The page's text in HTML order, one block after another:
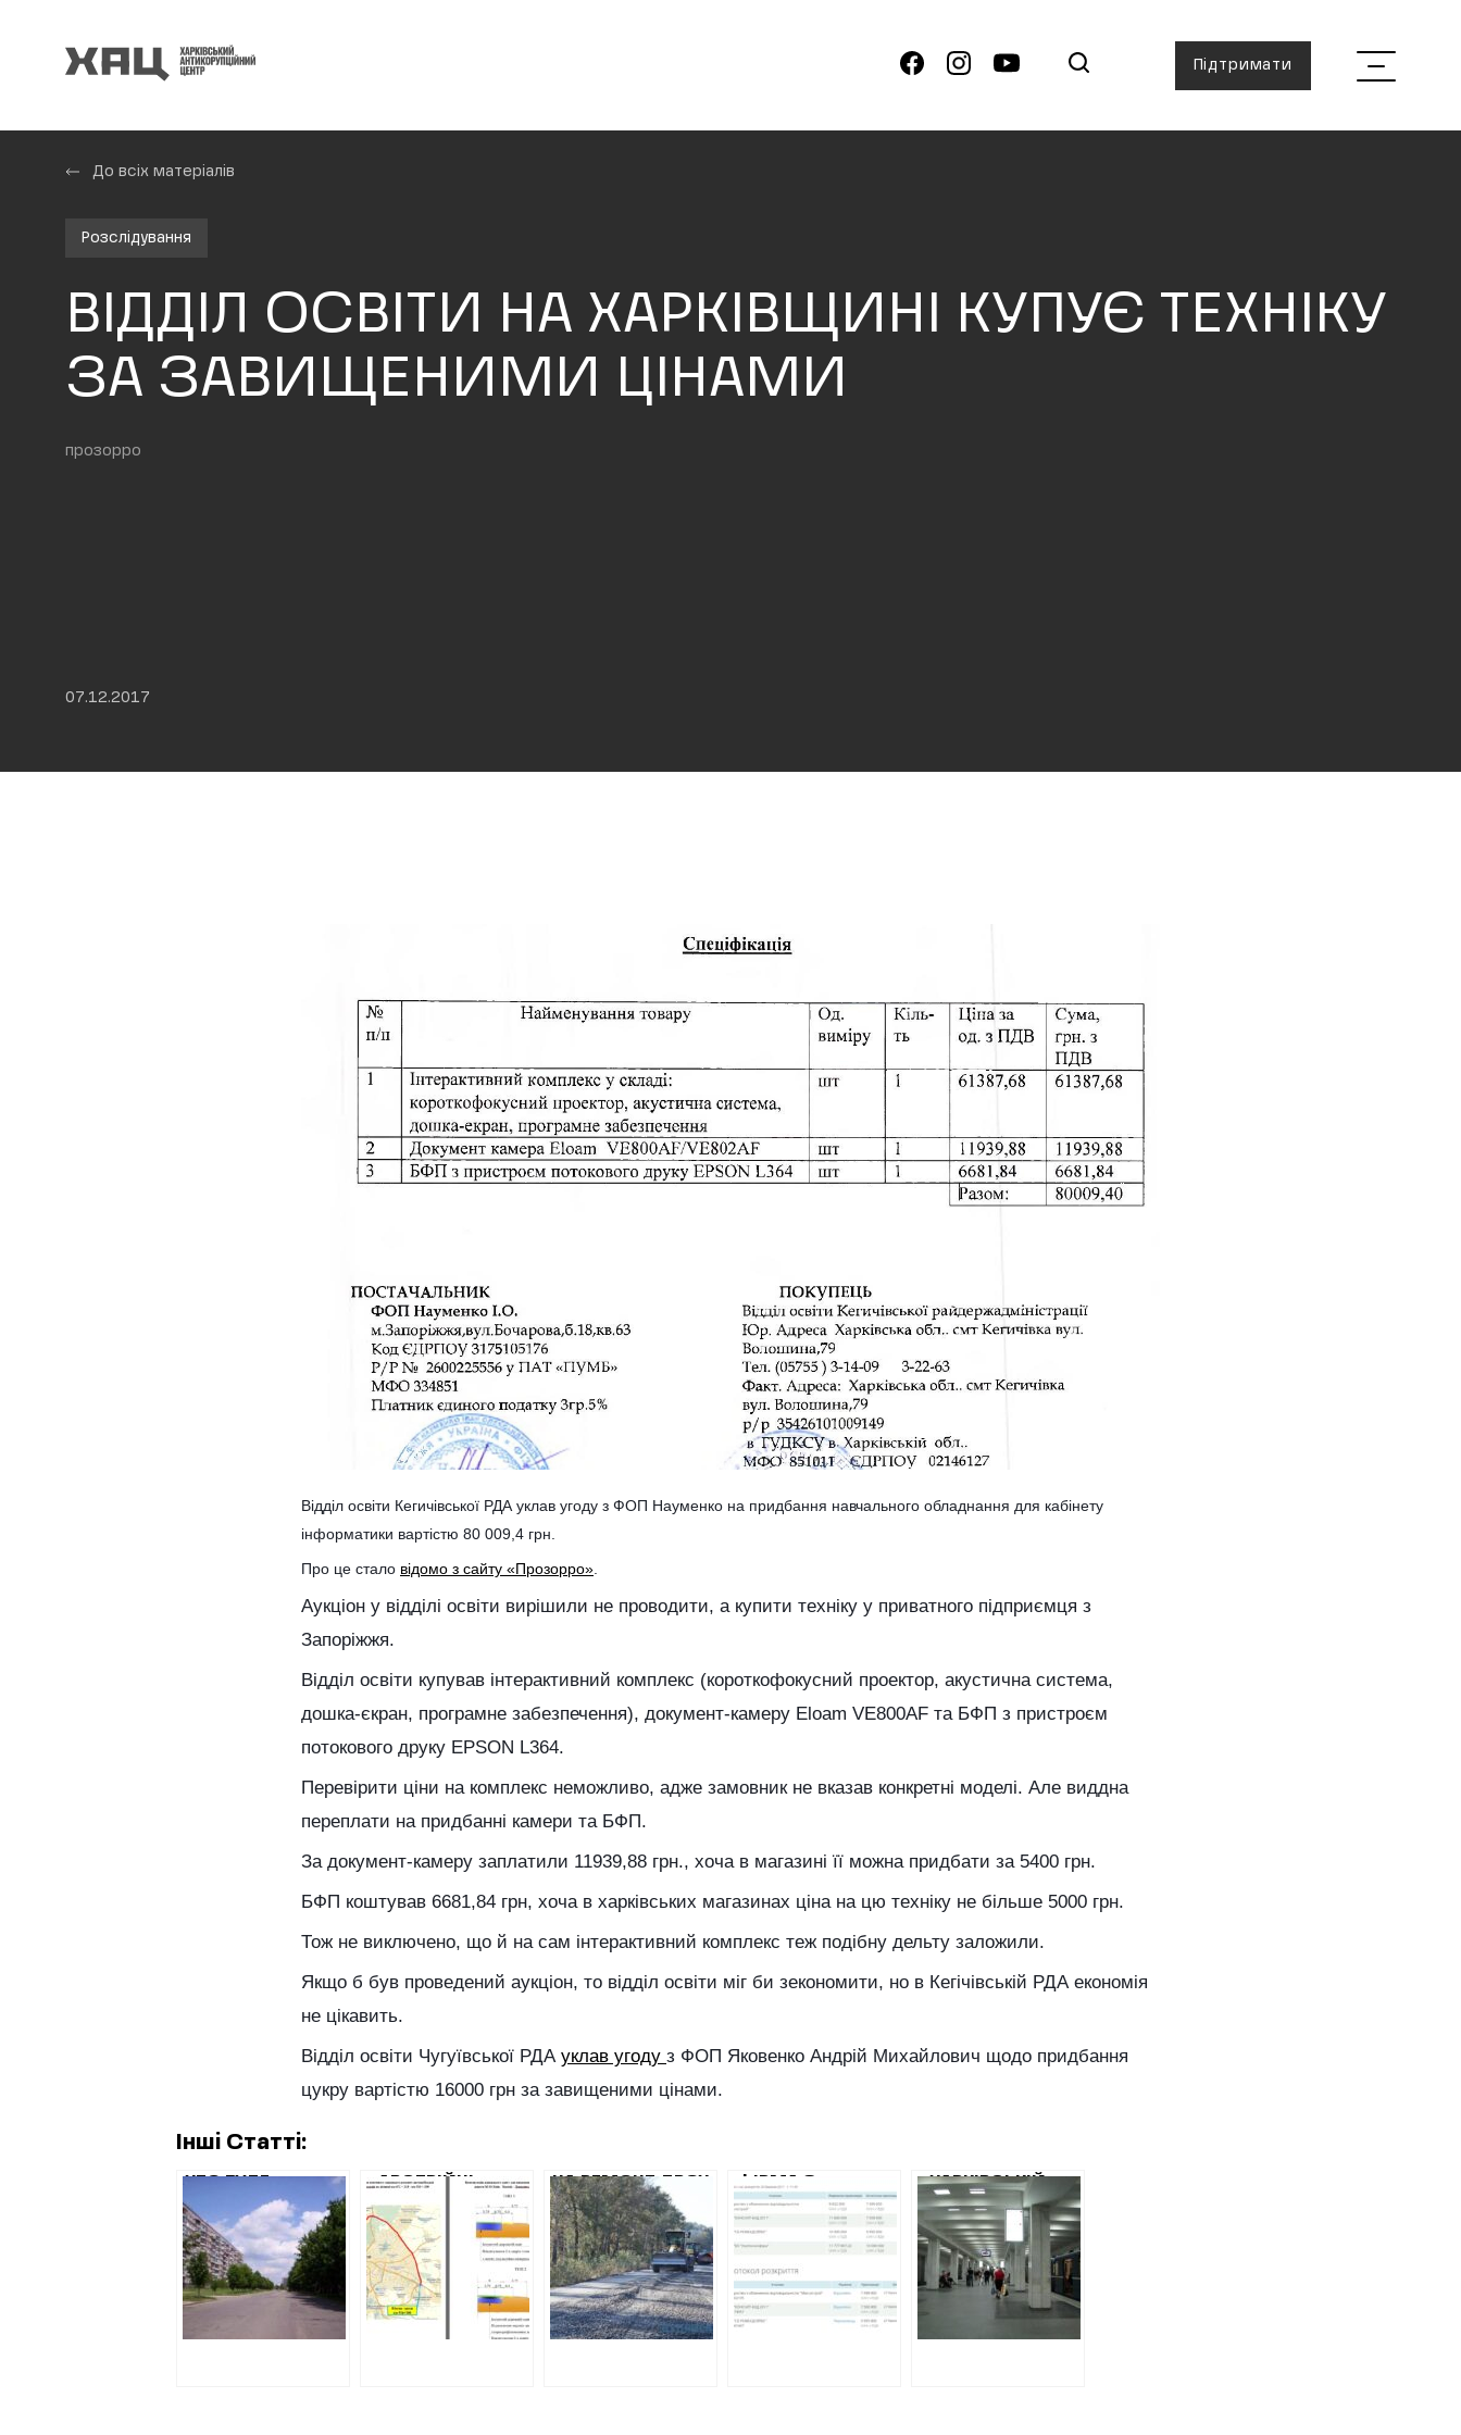
Підтримати
До всіх матеріалів
Розслідування
ВІДДІЛ ОСВІТИ НА ХАРКІВЩИНІ КУПУЄ ТЕХНІКУ
ЗА ЗАВИЩЕНИМИ ЦІНАМИ
прозорро
07.12.2017
Відділ освіти Кегичівської РДА уклав угоду з ФОП Науменко на придбання навчального обладнання для кабінету
інформатики вартістю 80 009,4 грн.
Про це стало відомо з сайту «Прозорро».
Аукціон у відділі освіти вирішили не проводити, а купити техніку у приватного підприємця з
Запоріжжя.
Відділ освіти купував інтерактивний комплекс (короткофокусний проектор, акустична система,
дошка-єкран, програмне забезпечення), документ-камеру Eloam VE800AF та БФП з пристроєм
потокового друку EPSON L364.
Перевірити ціни на комплекс неможливо, адже замовник не вказав конкретні моделі. Але виддна
переплати на придбанні камери та БФП.
За документ-камеру заплатили 11939,88 грн., хоча в магазині її можна придбати за 5400 грн.
БФП коштував 6681,84 грн, хоча в харківських магазинах ціна на цю техніку не більше 5000 грн.
Тож не виключено, що й на сам інтерактивний комплекс теж подібну дельту заложили.
Якщо б був проведений аукціон, то відділ освіти міг би зекономити, но в Кегічівській РДА економія
не цікавить.
Відділ освіти Чугуївської РДА уклав угоду з ФОП Яковенко Андрій Михайлович щодо придбання
цукру вартістю 16000 грн за завищеними цінами.
Інші Статті:
ХТО БУДЕ
ОБСЛУГОВУВАТИ
ЖИТЛОВІ
БУДИНКИ У
ЛОЗОВІЙ
«АВСТРІЙЦІ»
ДЕРІПАСКИ
ОТРИМАЮТЬ 350
МІЛЬЙОНІВ НА
РЕМОНТ
ОКРУЖНОЇ
ДОРОГИ ТА
ТРАСИ ХАРКІВ-
НА РЕМОНТ ДВОХ
ДОРІГ – НА
КУП’ЯНСЬК ТА
ОХТИРКУ
ВИТРАТЯТЬ 2
МІЛЬЯРДИ
ГРИВЕНЬ
ФІРМА З
ОТОЧЕННЯ
ДЕПУТАТА
МІСЬКРАДИ
СИРОТИ
ОТРИМАЄ
ДЕСЯТЬ
«ХАРКІВСЬКІЙ
МЕТРОПОЛІТЕН»
БЕЗ ПРОВЕДЕННЯ
АУКЦІОНУ
ВІДДАСТЬ 5
МІЛЬЙОНІВ
НЕВІДОМІЙ
ФІРМІ НА